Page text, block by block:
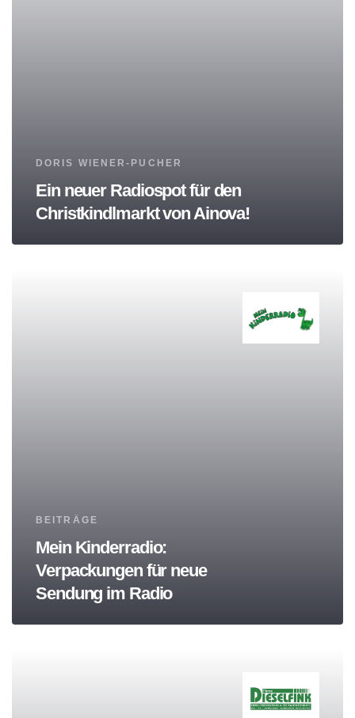
Tags
DORIS WIENER-PUCHER
Ein neuer Radiospot für den
Christkindlmarkt von Ainova!
Tags
BEITRÄGE
Mein Kinderradio:
Verpackungen für neue
Sendung im Radio